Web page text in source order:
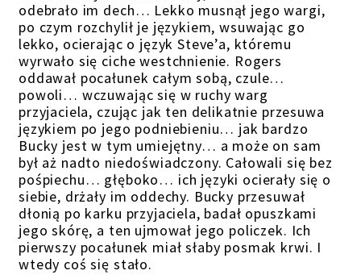
odebrało im dech… Lekko musnął jego wargi,
po czym rozchylił je językiem, wsuwając go
lekko, ocierając o język Steve’a, któremu
wyrwało się ciche westchnienie. Rogers
oddawał pocałunek całym sobą, czule…
powoli… wczuwając się w ruchy warg
przyjaciela, czując jak ten delikatnie przesuwa
językiem po jego podniebieniu… jak bardzo
Bucky jest w tym umiejętny… a może on sam
był aż nadto niedoświadczony. Całowali się bez
pośpiechu… głęboko… ich języki ocierały się o
siebie, drżały im oddechy. Bucky przesuwał
dłonią po karku przyjaciela, badał opuszkami
jego skórę, a ten ujmował jego policzek. Ich
pierwszy pocałunek miał słaby posmak krwi. I
wtedy coś się stało.